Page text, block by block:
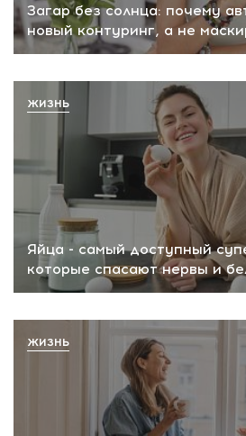
Загар без солнца: почему
новый контуринг, а не
Яйца - самый доступный
которые спасают нервы и
ЖИЗНЬ
ЖИЗНЬ